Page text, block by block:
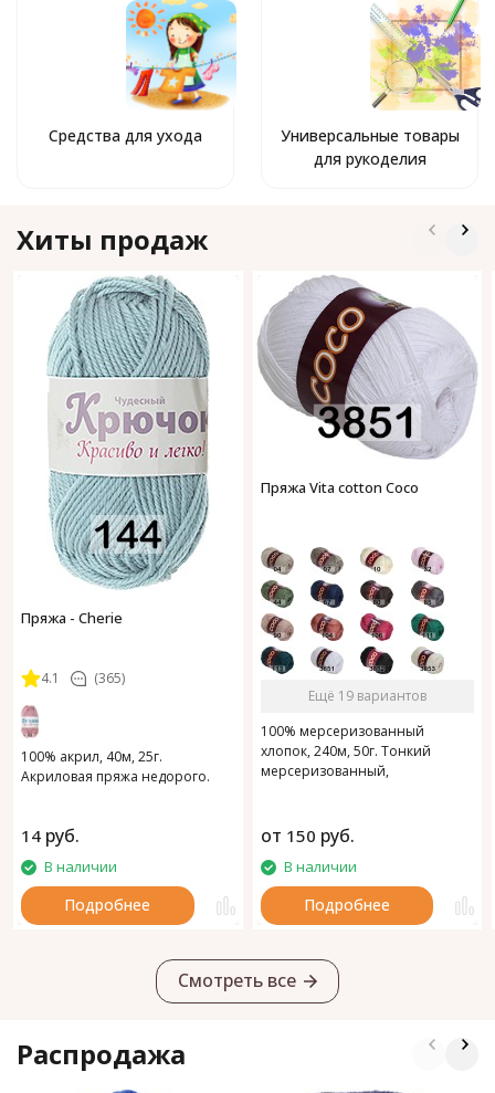
Средства для ухода
Универсальные товары
для рукоделия
Хиты продаж
Пряжа - Cherie
4.1 (365)
100% акрил, 40м, 25г.
Акриловая пряжа недорого.
14 руб.
В наличии
Подробнее
Пряжа Vita cotton Coco
Ещё 19 вариантов
100% мерсеризованный
хлопок, 240м, 50г. Тонкий
мерсеризованный,
от 150 руб.
В наличии
Подробнее
Смотреть все
Распродажа